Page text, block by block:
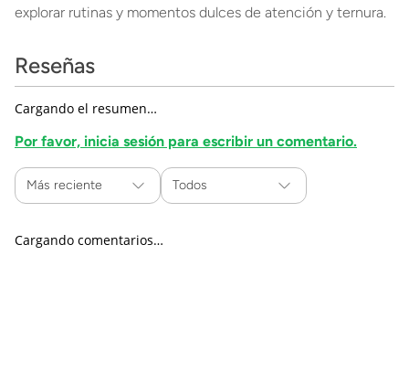
explorar rutinas y momentos dulces de atención y ternura.
Reseñas
Cargando el resumen…
Por favor, inicia sesión para escribir un comentario.
Más reciente Todos
Cargando comentarios…